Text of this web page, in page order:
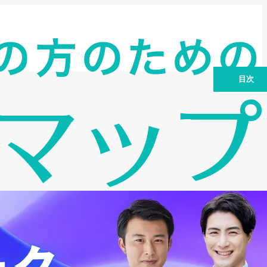
目次
効果的な企業分析のステップ
企業分析に役立つツール：情報収集を効
率化
企業分析における注意点：落とし穴を回
企業分析後のアクション：内定獲得に向
まとめ：企業分析は就活成功の鍵